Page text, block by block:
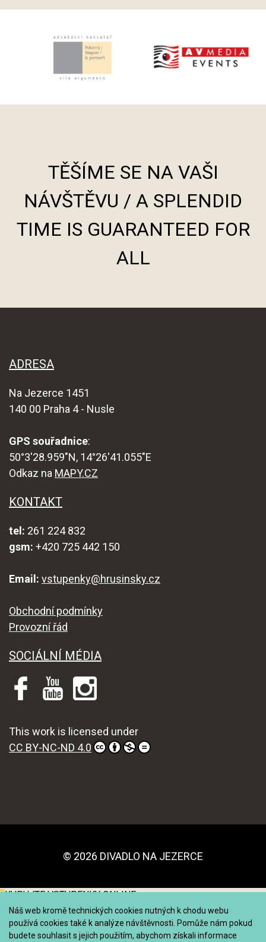
TĚŠÍME SE NA VAŠI
NÁVŠTĚVU / A SPLENDID
TIME IS GUARANTEED FOR
ALL
ADRESA
Na Jezerce 1451
140 00 Praha 4 - Nusle
GPS souřadnice:
50°3'28.959"N, 14°26'41.055"E
Odkaz na MAPY.CZ
KONTAKT
tel: 261 224 832
gsm: +420 725 442 150
Email: vstupenky@hrusinsky.cz
Obchodní podmínky
Provozní řád
SOCIÁLNÍ MÉDIA
This work is licensed under
CC BY-NC-ND 4.0
© 2026 DIVADLO NA JEZERCE
Náš web kromě technických cookies nutných k chodu webu
používá cookies také k analýze návštěvnosti. Pomůže nám pokud
budete souhlasit s jejich použitím, abychom získali informace
KUPUJTE VSTUPENKY ONLINE